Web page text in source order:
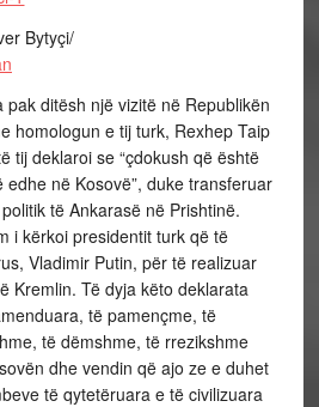
Bytyçi/
ditësh një vizitë në Republikën
homologun e tij turk, Rexhep Taip
tij deklaroi se “çdokush që është
në Kosovë”, duke transferuar
të Ankarasë në Prishtinë.
i kërkoi presidentit turk që të
Vladimir Putin, për të realizuar
Kremlin. Të dyja këto deklarata
të pamençme, të
të dëmshme, të rrezikshme
dhe vendin që ajo ze e duhet
të qytetëruara e të civilizuara